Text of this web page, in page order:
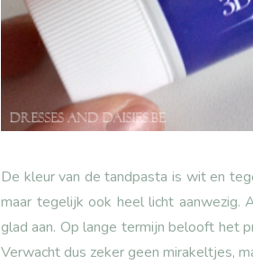
De kleur van de tandpasta is wit en
maar tegelijk ook heel licht aanwezig.
glad aan. Op lange termijn belooft het
Verwacht dus zeker geen mirakeltjes,